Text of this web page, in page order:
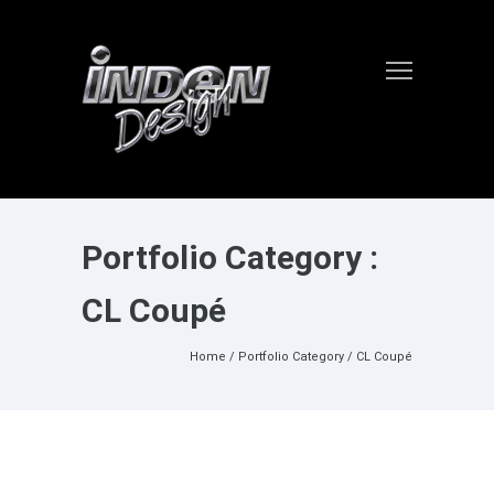
Portfolio Category :
CL Coupé
Home / Portfolio Category / CL Coupé